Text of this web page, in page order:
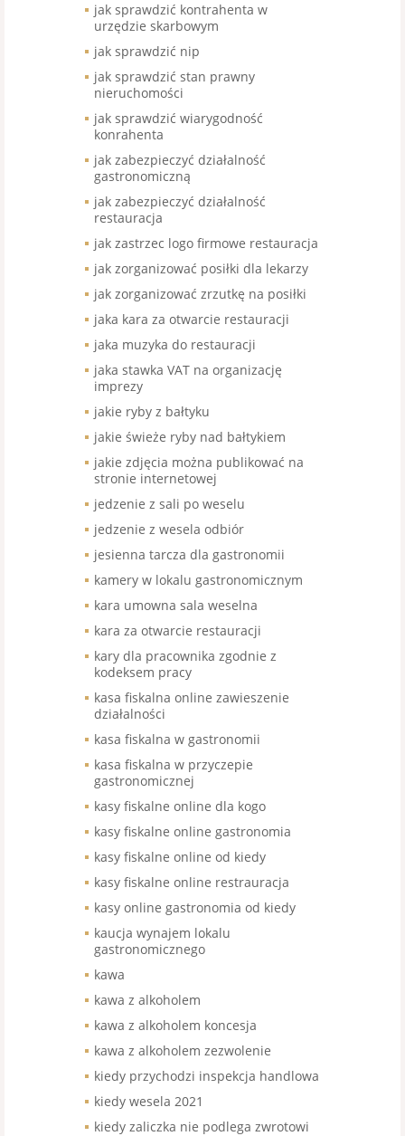
jak sprawdzić kontrahenta w
urzędzie skarbowym
jak sprawdzić nip
jak sprawdzić stan prawny
nieruchomości
jak sprawdzić wiarygodność
konrahenta
jak zabezpieczyć działalność
gastronomiczną
jak zabezpieczyć działalność
restauracja
jak zastrzec logo firmowe restauracja
jak zorganizować posiłki dla lekarzy
jak zorganizować zrzutkę na posiłki
jaka kara za otwarcie restauracji
jaka muzyka do restauracji
jaka stawka VAT na organizację
imprezy
jakie ryby z bałtyku
jakie świeże ryby nad bałtykiem
jakie zdjęcia można publikować na
stronie internetowej
jedzenie z sali po weselu
jedzenie z wesela odbiór
jesienna tarcza dla gastronomii
kamery w lokalu gastronomicznym
kara umowna sala weselna
kara za otwarcie restauracji
kary dla pracownika zgodnie z
kodeksem pracy
kasa fiskalna online zawieszenie
działalności
kasa fiskalna w gastronomii
kasa fiskalna w przyczepie
gastronomicznej
kasy fiskalne online dla kogo
kasy fiskalne online gastronomia
kasy fiskalne online od kiedy
kasy fiskalne online restrauracja
kasy online gastronomia od kiedy
kaucja wynajem lokalu
gastronomicznego
kawa
kawa z alkoholem
kawa z alkoholem koncesja
kawa z alkoholem zezwolenie
kiedy przychodzi inspekcja handlowa
kiedy wesela 2021
kiedy zaliczka nie podlega zwrotowi